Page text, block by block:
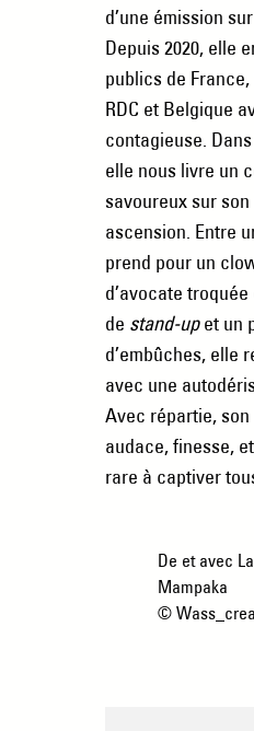
d’une émission
Depuis 2020, elle
publics de
RDC et Belgique
contagieuse.
elle nous livre un
savoureux sur
ascension. Entre
prend pour un
d’avocate
de stand-upet un
d’embûches, elle
avec une
Avec répartie,
audace, finesse,
rare à captiver
De et avec
Mampaka
©